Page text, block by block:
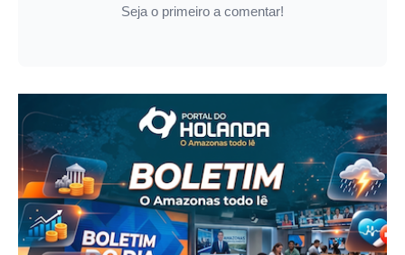
Seja o primeiro a comentar!